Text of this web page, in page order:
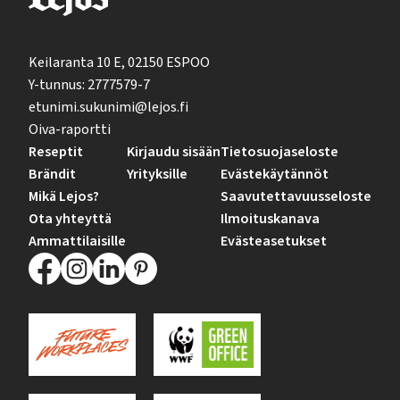
Keilaranta 10 E, 02150 ESPOO
Y-tunnus: 2777579-7
etunimi.sukunimi@lejos.fi
Oiva-raportti
Reseptit
Brändit
Mikä Lejos?
Ota yhteyttä
Ammattilaisille
Kirjaudu sisään
Yrityksille
Tietosuojaseloste
Evästekäytännöt
Saavutettavuusseloste
Ilmoituskanava
Evästeasetukset